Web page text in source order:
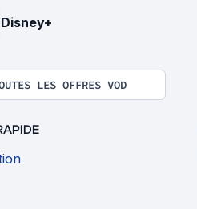
Disney+
LES OFFRES VOD